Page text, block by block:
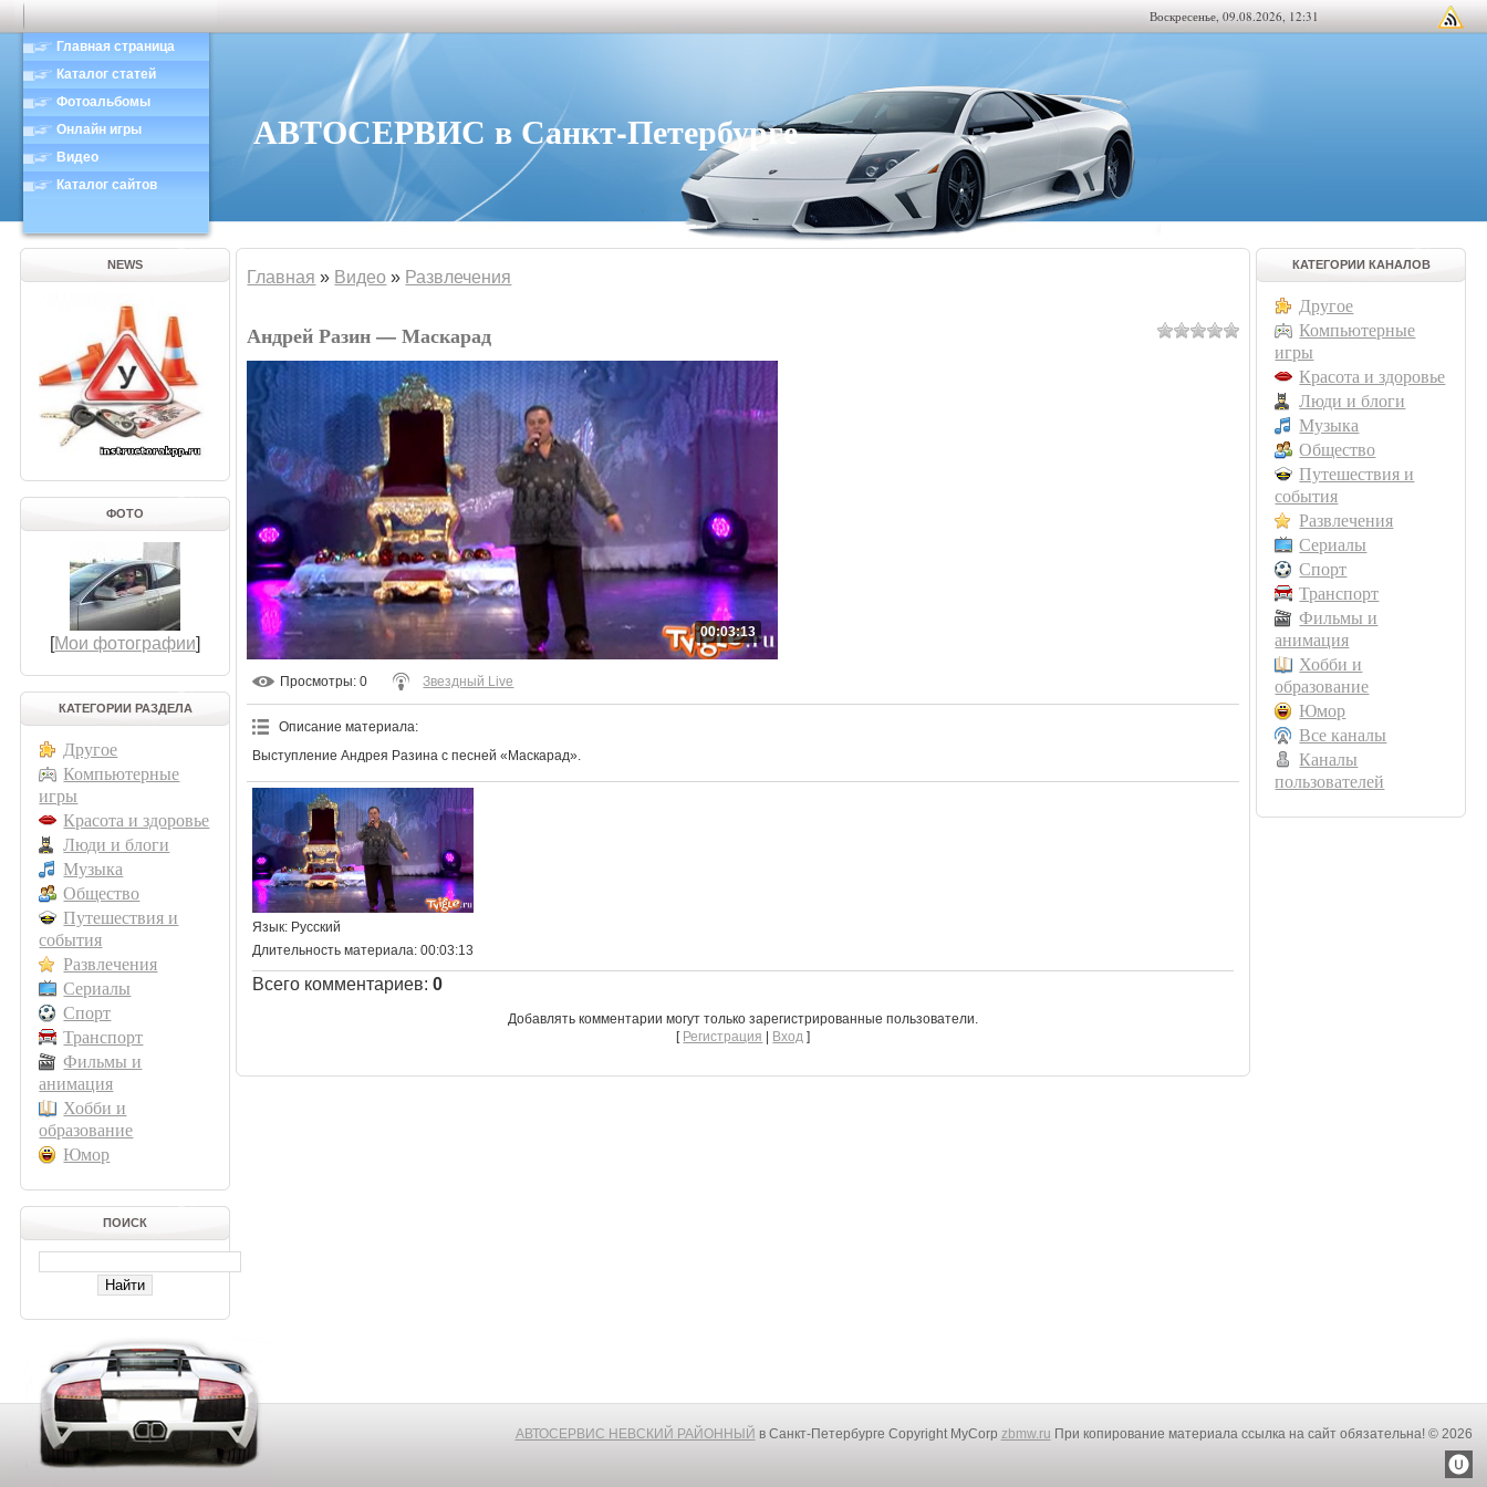
Воскресенье, 09.08.2026, 12:31
Главная страница
Каталог статей
Фотоальбомы
Онлайн игры
Видео
Каталог сайтов
АВТОСЕРВИС в Санкт-Петербурге
NEWS
ФОТО
[Мои фотографии]
КАТЕГОРИИ РАЗДЕЛА
Другое
Компьютерные
игры
Красота и здоровье
Люди и блоги
Музыка
Общество
Путешествия и
события
Развлечения
Сериалы
Спорт
Транспорт
Фильмы и
анимация
Хобби и
образование
Юмор
ПОИСК
Главная » Видео » Развлечения
Андрей Разин — Маскарад
00:03:13
Просмотры: 0 Звездный Live
Описание материала:
Выступление Андрея Разина с песней «Маскарад».
Язык: Русский
Длительность материала: 00:03:13
Всего комментариев:0
Добавлять комментарии могут только зарегистрированные пользователи.
[ Регистрация | Вход ]
КАТЕГОРИИ КАНАЛОВ
Другое
Компьютерные
игры
Красота и здоровье
Люди и блоги
Музыка
Общество
Путешествия и
события
Развлечения
Сериалы
Спорт
Транспорт
Фильмы и
анимация
Хобби и
образование
Юмор
Все каналы
Каналы
пользователей
АВТОСЕРВИС НЕВСКИЙ РАЙОННЫЙ в Санкт-Петербурге Copyright MyCorp zbmw.ru При копирование материала ссылка на сайт обязательна! © 2026